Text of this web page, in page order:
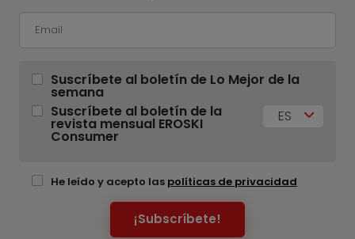
Suscríbete al boletín de Lo Mejor de la
semana
Suscríbete al boletín de la
revista mensual EROSKI
Consumer
ES
He leído y acepto las políticas de privacidad
¡Subscríbete!